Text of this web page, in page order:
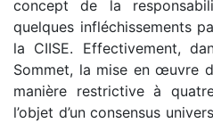
concept de la
quelques infléchissements
la CIISE. Effectivement,
Sommet, la mise en œuvre
manière restrictive à
l’objet d’un consensus